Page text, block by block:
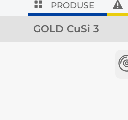
PRODUSE
GOLD CuSi 3